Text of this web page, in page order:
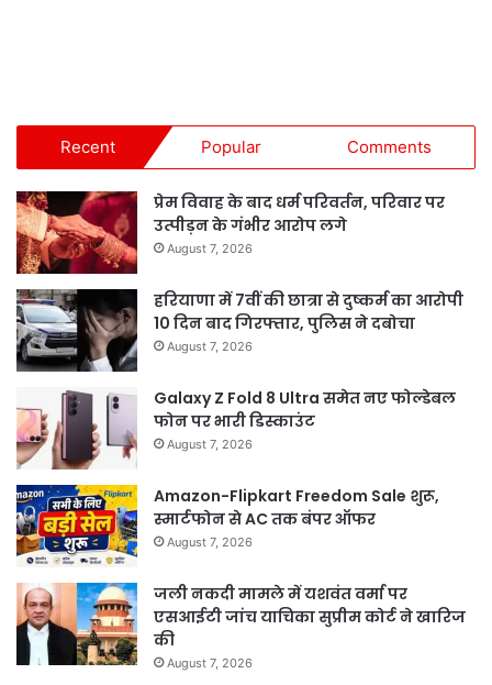
Recent Popular Comments
प्रेम विवाह के बाद धर्म परिवर्तन, परिवार पर
उत्पीड़न के गंभीर आरोप लगे
August 7, 2026
हरियाणा में 7वीं की छात्रा से दुष्कर्म का आरोपी
10 दिन बाद गिरफ्तार, पुलिस ने दबोचा
August 7, 2026
Galaxy Z Fold 8 Ultra समेत नए फोल्डेबल
फोन पर भारी डिस्काउंट
August 7, 2026
Amazon-Flipkart Freedom Sale शुरू,
स्मार्टफोन से AC तक बंपर ऑफर
August 7, 2026
जली नकदी मामले में यशवंत वर्मा पर
एसआईटी जांच याचिका सुप्रीम कोर्ट ने खारिज
की
August 7, 2026